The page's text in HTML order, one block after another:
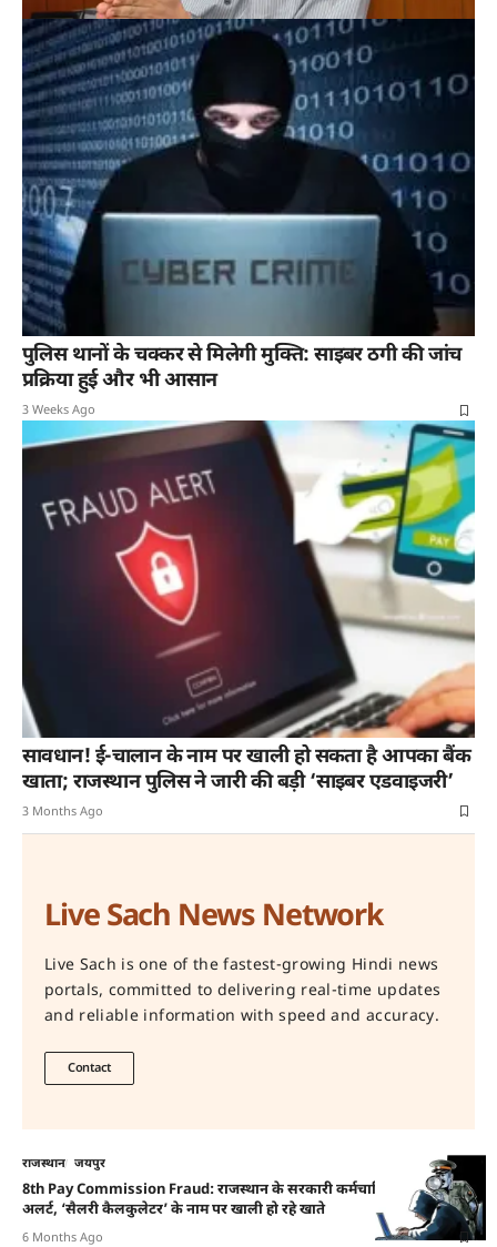
पुलिस थानों के चक्कर से मिलेगी मुक्ति: साइबर ठगी की जांच
प्रक्रिया हुई और भी आसान
3 Weeks Ago
सावधान! ई-चालान के नाम पर खाली हो सकता है आपका बैंक
खाता; राजस्थान पुलिस ने जारी की बड़ी ‘साइबर एडवाइजरी’
3 Months Ago
Live Sach News Network
Live Sach is one of the fastest-growing Hindi news
portals, committed to delivering real-time updates
and reliable information with speed and accuracy.
Contact
राजस्थान जयपुर
8th Pay Commission Fraud: राजस्थान के सरकारी कर्मचारियों के लिए
अलर्ट, ‘सैलरी कैलकुलेटर’ के नाम पर खाली हो रहे खाते
6 Months Ago